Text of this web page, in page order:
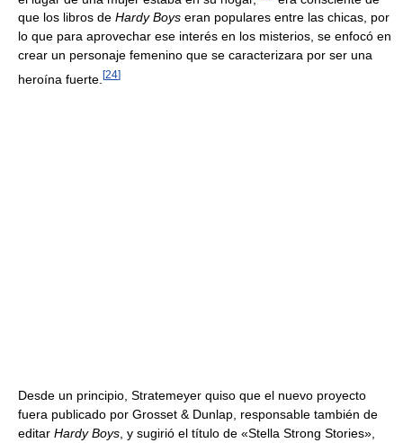
que los libros de Hardy Boys eran populares entre las chicas, por
lo que para aprovechar ese interés en los misterios, se enfocó en
crear un personaje femenino que se caracterizara por ser una
heroína fuerte. [24]
Desde un principio, Stratemeyer quiso que el nuevo proyecto
fuera publicado por Grosset & Dunlap, responsable también de
editar Hardy Boys , y sugirió el título de «Stella Strong Stories»,